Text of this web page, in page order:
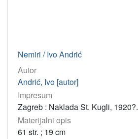
Nemiri / Ivo Andrić
Autor
Andrić, Ivo [autor]
Impresum
Zagreb : Naklada St. Kugli, 1920?.
Materijalni opis
61 str. ; 19 cm